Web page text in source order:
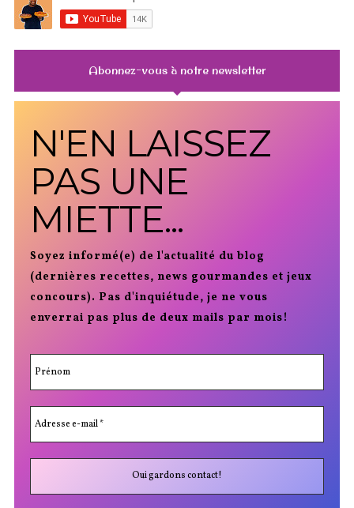
Abonnez-vous à notre newsletter
N'EN LAISSEZ
PAS UNE
MIETTE...
Soyez informé(e) de l'actualité du blog
(dernières recettes, news gourmandes et jeux
concours). Pas d'inquiétude, je ne vous
enverrai pas plus de deux mails par mois!